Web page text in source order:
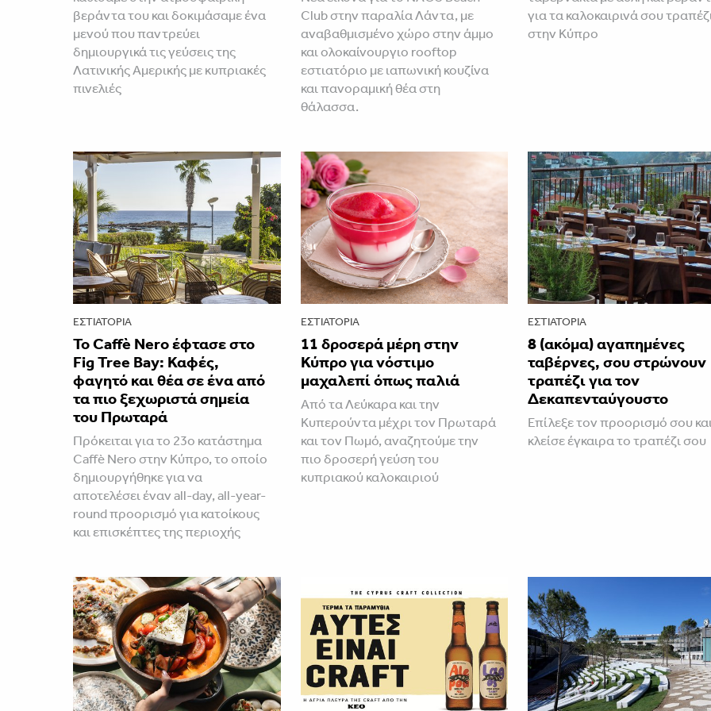
βεράντα του και δοκιμάσαμε ένα
μενού που παντρεύει
δημιουργικά τις γεύσεις της
Λατινικής Αμερικής με κυπριακές
πινελιές
Club στην παραλία Λάντα, με
αναβαθμισμένο χώρο στην άμμο
και ολοκαίνουργιο rooftop
εστιατόριο με ιαπωνική κουζίνα
και πανοραμική θέα στη
θάλασσα.
για τα καλοκαιρινά σου
στην Κύπρο
ΕΣΤΙΑΤΌΡΙΑ
Το Caffè Nero έφτασε στο
Fig Tree Bay: Καφές,
φαγητό και θέα σε ένα από
τα πιο ξεχωριστά σημεία
του Πρωταρά
Πρόκειται για το 23ο κατάστημα
Caffè Nero στην Κύπρο, το οποίο
δημιουργήθηκε για να
αποτελέσει έναν all-day, all-year-
round προορισμό για κατοίκους
και επισκέπτες της περιοχής
ΕΣΤΙΑΤΌΡΙΑ
11 δροσερά μέρη στην
Κύπρο για νόστιμο
μαχαλεπί όπως παλιά
Από τα Λεύκαρα και την
Κυπερούντα μέχρι τον Πρωταρά
και τον Πωμό, αναζητούμε την
πιο δροσερή γεύση του
κυπριακού καλοκαιριού
ΕΣΤΙΑΤΌΡΙΑ
8 (ακόμα) αγαπημένες
ταβέρνες, σου στρώνουν
τραπέζι για τον
Δεκαπενταύγουστο
Επίλεξε τον προορισμό σου
κλείσε έγκαιρα το τραπέζι σου